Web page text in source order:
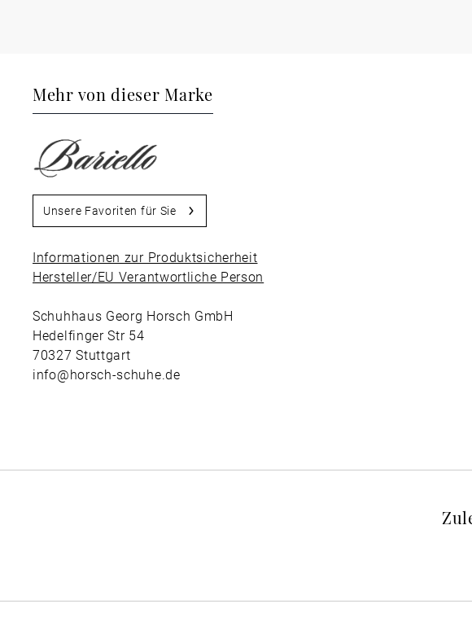
Mehr von dieser Marke
Unsere Favoriten für Sie
Informationen zur Produktsicherheit
Hersteller/EU Verantwortliche Person
Schuhhaus Georg Horsch GmbH
Hedelfinger Str 54
70327 Stuttgart
info@horsch-schuhe.de